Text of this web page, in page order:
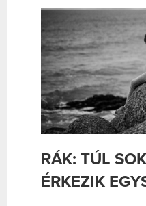
RÁK: TÚL
ÉRKEZIK